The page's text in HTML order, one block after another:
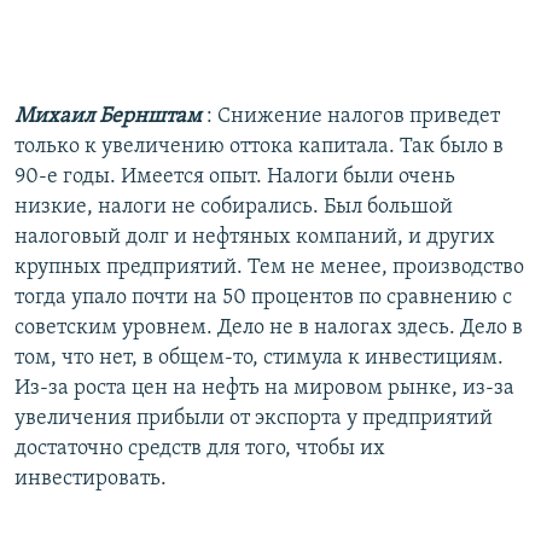
Михаил Бернштам: Снижение налогов приведет
только к увеличению оттока капитала. Так было в
90-е годы. Имеется опыт. Налоги были очень
низкие, налоги не собирались. Был большой
налоговый долг и нефтяных компаний, и других
крупных предприятий. Тем не менее, производство
тогда упало почти на 50 процентов по сравнению с
советским уровнем. Дело не в налогах здесь. Дело в
том, что нет, в общем-то, стимула к инвестициям.
Из-за роста цен на нефть на мировом рынке, из-за
увеличения прибыли от экспорта у предприятий
достаточно средств для того, чтобы их
инвестировать.